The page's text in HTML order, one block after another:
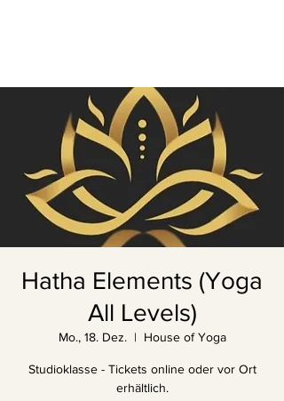
Hatha Elements (Yoga
All Levels)
Mo., 18. Dez.
  |
House of Yoga
Studioklasse - Tickets online oder vor Ort
erhältlich.